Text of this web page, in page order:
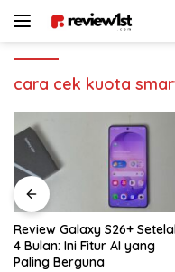
cara cek kuota
Review Galaxy S26+
4 Bulan: Ini Fitur AI yang
Paling Berguna